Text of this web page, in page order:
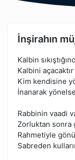
İnşirahın
Kalbin
Kalbini
Kim kendisine
İnanarak
Rabbinin vaadi
Zorluktan sonra
Rahmetiyle
Sabreden